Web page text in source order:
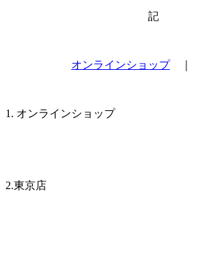
記
オンラインショップ｜
1. オンラインショップ
2.東京店